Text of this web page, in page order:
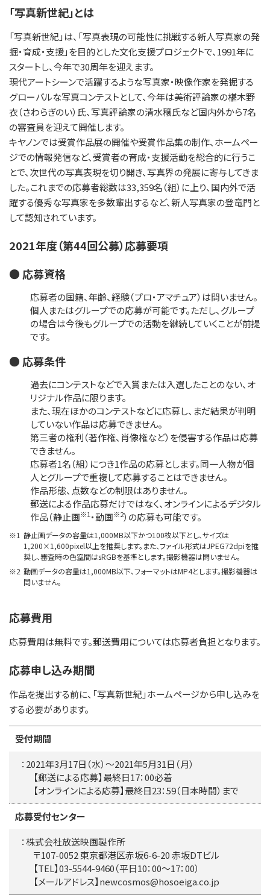
「写真新世紀」とは
「写真新世紀」は、「写真表現の可能性に挑戦する新人写真家の発
掘・育成・支援」を目的とした文化支援プロジェクトで、1991年に
スタートし、今年で30周年を迎えます。
現代アートシーンで活躍するような写真家・映像作家を発掘する
グローバルな写真コンテストとして、今年は美術評論家の椹木野
衣（さわらぎのい）氏、写真評論家の清水穣氏など国内外から7名
の審査員を迎えて開催します。
キヤノンでは受賞作品展の開催や受賞作品集の制作、ホームペー
ジでの情報発信など、受賞者の育成・支援活動を総合的に行うこ
とで、次世代の写真表現を切り開き、写真界の発展に寄与してきま
した。これまでの応募者総数は33,359名（組）に上り、国内外で活
躍する優秀な写真家を多数輩出するなど、新人写真家の登竜門と
して認知されています。
2021年度（第44回公募）応募要項
● 応募資格
応募者の国籍、年齢、経験（プロ・アマチュア）は問いません。
個人またはグループでの応募が可能です。ただし、グループ
の場合は今後もグループでの活動を継続していくことが前提
です。
● 応募条件
過去にコンテストなどで入賞または入選したことのない、オ
リジナル作品に限ります。
また、現在ほかのコンテストなどに応募し、まだ結果が判明
していない作品は応募できません。
第三者の権利（著作権、肖像権など）を侵害する作品は応募
できません。
応募者1名（組）につき1作品の応募とします。同一人物が個
人とグループで重複して応募することはできません。
作品形態、点数などの制限はありません。
郵送による作品応募だけではなく、オンラインによるデジタル
作品（静止画※1・動画※2）の応募も可能です。
※1 静止画データの容量は1,000MB以下かつ100枚以下とし、サイズは
1,200×1,600pixel以上を推奨します。また、ファイル形式はJPEG72dpiを推
奨し、審査時の色空間はsRGBを基準とします。撮影機器は問いません。
※2 動画データの容量は1,000MB以下、フォーマットはMP4とします。撮影機器は
問いません。
応募費用
応募費用は無料です。郵送費用については応募者負担となります。
応募申し込み期間
作品を提出する前に、「写真新世紀」ホームページから申し込みを
する必要があります。
受付期間
：2021年3月17日（水）～2021年5月31日（月）
【郵送による応募】最終日17：00必着
【オンラインによる応募】最終日23：59（日本時間）まで
応募受付センター
：株式会社放送映画製作所
〒107-0052 東京都港区赤坂6-6-20 赤坂DTビル
【TEL】03-5544-9460（平日10：00～17：00）
【メールアドレス】newcosmos@hosoeiga.co.jp